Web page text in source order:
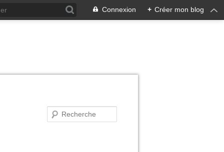
Connexion + Créer mon blog